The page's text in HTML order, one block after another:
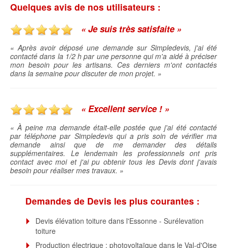
Quelques avis de nos utilisateurs :
« Je suis très satisfaite »
« Après avoir déposé une demande sur Simpledevis, j'ai été
contacté dans la 1/2 h par une personne qui m'a aidé à préciser
mon besoin pour les artisans. Ces derniers m'ont contactés
dans la semaine pour discuter de mon projet. »
« Excellent service ! »
« À peine ma demande était-elle postée que j'ai été contacté
par téléphone par Simpledevis qui a pris soin de vérifier ma
demande ainsi que de me demander des détails
supplémentaires. Le lendemain les professionnels ont pris
contact avec moi et j'ai pu obtenir tous les Devis dont j'avais
besoin pour réaliser mes travaux. »
Demandes de Devis les plus courantes :
Devis élévation toiture dans l'Essonne - Surélevation
toiture
Production électrique : photovoltaïque dans le Val-d'Oise